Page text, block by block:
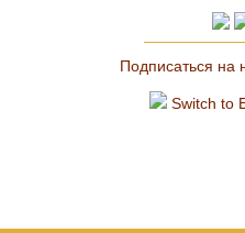
Подписаться на
Switch to